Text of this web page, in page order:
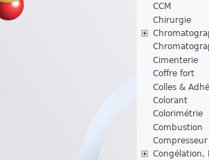
CCM
Chirurgie
Cimenterie
Coffre fort
Colles &
Colorant
Colorimétrie
Combustion
Compresseur
Congélation,